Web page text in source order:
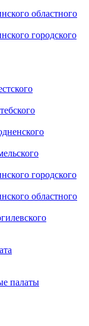
областного
городского
городского
областного
палаты